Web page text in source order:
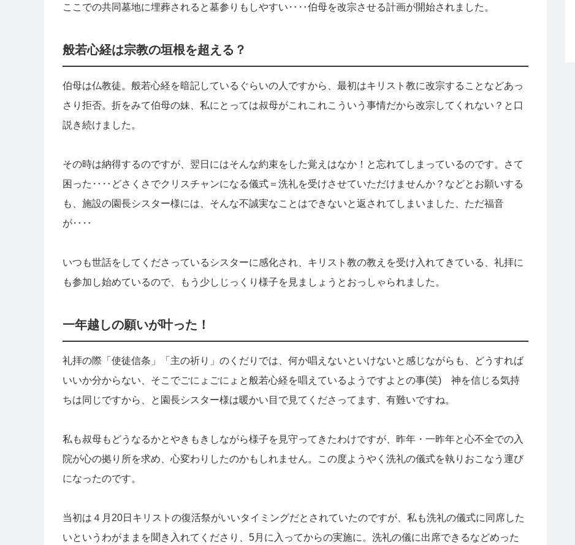
ここでの共同墓地に埋葬されると墓参りもしやすい‥‥伯母を改宗させる計画が開始されました。
般若心経は宗教の垣根を超える？
伯母は仏教徒。般若心経を暗記しているぐらいの人ですから、最初はキリスト教に改宗することなどあっ
さり拒否。折をみて伯母の妹、私にとっては叔母がこれこれこういう事情だから改宗してくれない？と口
説き続けました。
その時は納得するのですが、翌日にはそんな約束をした覚えはなか！と忘れてしまっているのです。さて
困った‥‥どさくさでクリスチャンになる儀式＝洗礼を受けさせていただけませんか？などとお願いする
も、施設の園長シスター様には、そんな不誠実なことはできないと返されてしまいました、ただ福音
が‥‥
いつも世話をしてくださっているシスターに感化され、キリスト教の教えを受け入れてきている、礼拝に
も参加し始めているので、もう少しじっくり様子を見ましょうとおっしゃられました。
一年越しの願いが叶った！
礼拝の際「使徒信条」「主の祈り」のくだりでは、何か唱えないといけないと感じながらも、どうすれば
いいか分からない、そこでごにょごにょと般若心経を唱えているようですよとの事(笑) 神を信じる気持
ちは同じですから、と園長シスター様は暖かい目で見てくださってます、有難いですね。
私も叔母もどうなるかとやきもきしながら様子を見守ってきたわけですが、昨年・一昨年と心不全での入
院が心の拠り所を求め、心変わりしたのかもしれません。この度ようやく洗礼の儀式を執りおこなう運び
になったのです。
当初は４月20日キリストの復活祭がいいタイミングだとされていたのですが、私も洗礼の儀式に同席した
いというわがままを聞き入れてくださり、5月に入ってからの実施に。洗礼の儀に出席できるなどめった